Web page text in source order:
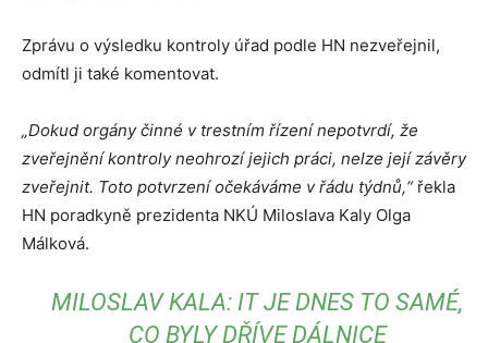
Zprávu o výsledku kontroly úřad podle HN nezveřejnil,
odmítl ji také komentovat.
„Dokud orgány činné v trestním řízení nepotvrdí, že
zveřejnění kontroly neohrozí jejich práci, nelze její závěry
zveřejnit. Toto potvrzení očekáváme v řádu týdnů,“řekla
HN poradkyně prezidenta NKÚ Miloslava Kaly Olga
Málková.
MILOSLAV KALA: IT JE DNES TO SAMÉ,
CO BYLY DŘÍVE DÁLNICE